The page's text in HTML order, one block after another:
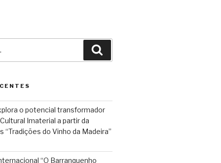
o potencial transformador
Imaterial a partir da
“Tradições do Vinho da Madeira”
“O Barranquenho